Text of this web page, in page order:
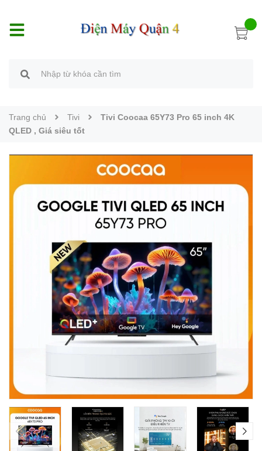
Trang chủ Tivi
Tivi Coocaa 65Y73 Pro 65 inch 4K
QLED , Giá siêu tốt